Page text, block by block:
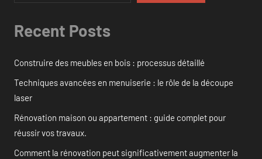
Recent Posts
Construire des meubles en bois : processus détaillé
Techniques avancées en menuiserie : le rôle de la découpe
laser
Rénovation maison ou appartement : guide complet pour
réussir vos travaux.
Comment la rénovation peut significativement augmenter la